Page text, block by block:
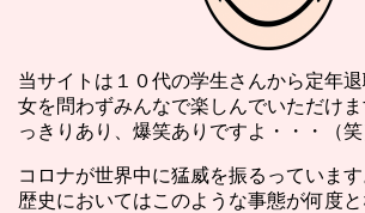
当サイトは１０代の学生さんから定年
女を問わずみんなで楽しんでいただけ
っきりあり、爆笑ありですよ・・・（笑
コロナが世界中に猛威を振るっていま
歴史においてはこのような事態が何度